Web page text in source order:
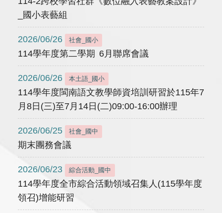
_國小表藝組
2026/06/26 社會_國小
114學年度第二學期 6月聯席會議
2026/06/26 本土語_國小
114學年度閩南語文教學師資培訓研習於115年7
月8日(三)至7月14日(二)09:00-16:00辦理
2026/06/25 社會_國中
期末團務會議
2026/06/23 綜合活動_國中
114學年度全市綜合活動領域召集人(115學年度
領召)增能研習